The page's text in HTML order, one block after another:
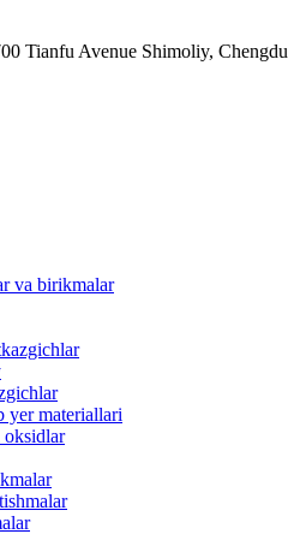
Tianfu Avenue Shimoliy,
va birikmalar
yer materiallari